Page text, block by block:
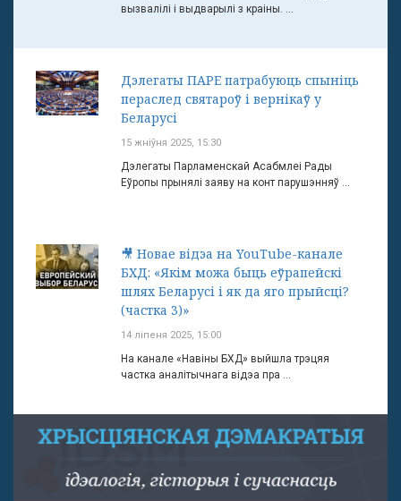
вызвалілі і выдварылі з краіны. ...
Дэлегаты ПАРЕ патрабуюць спыніць
пераслед святароў і вернікаў у
Беларусі
15 жніўня 2025, 15:30
Дэлегаты Парламенскай Асабмлеі Рады
Еўропы прынялі заяву на конт парушэнняў ...
🎥 Новае відэа на YouTube-канале
БХД: «Якім можа быць еўрапейскі
шлях Беларусі і як да яго прыйсці?
(частка 3)»
14 ліпеня 2025, 15:00
На канале «Навіны БХД» выйшла трэцяя
частка аналітычнага відэа пра ...